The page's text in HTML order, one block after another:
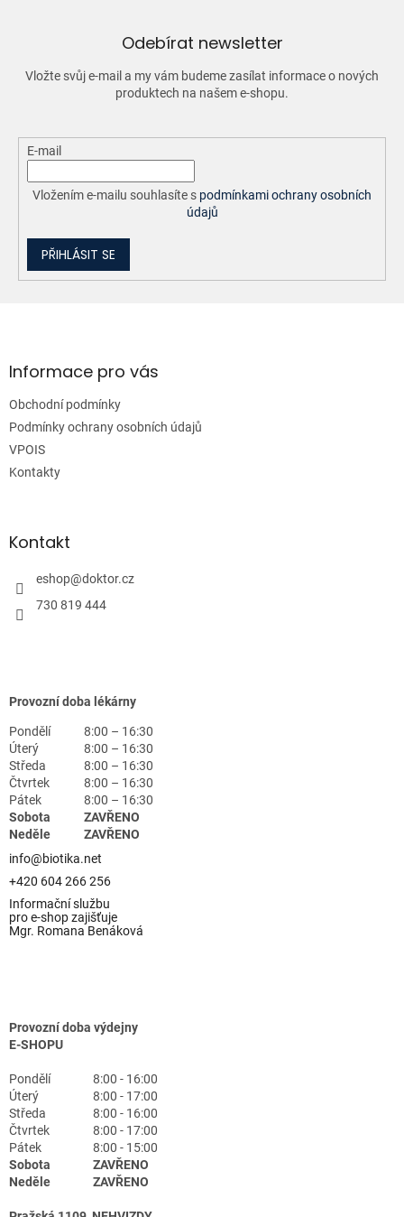
p
r
v
k
v
i
s
u
Odebírat newsletter
Vložte svůj e-mail a my vám budeme zasílat informace o nových
produktech na našem e-shopu.
E-mail
Vložením e-mailu souhlasíte s podmínkami ochrany osobních
údajů
PŘIHLÁSIT SE
aInformace pro vás
Obchodní podmínky
Podmínky ochrany osobních údajů
VPOIS
Kontakty
Kontakt
eshop@doktor.cz
730 819 444
Provozní doba lékárny
Pondělí
8:00 – 16:30
Úterý
8:00 – 16:30
Středa
8:00 – 16:30
Čtvrtek
8:00 – 16:30
Pátek
8:00 – 16:30
Sobota
ZAVŘENO
Neděle
ZAVŘENO
info@biotika.net
+420 604 266 256
Informační službu
pro e-shop zajišťuje
Mgr. Romana Benáková
Provozní doba výdejny
E-SHOPU
Pondělí
8:00 - 16:00
Úterý
8:00 - 17:00
Středa
8:00 - 16:00
Čtvrtek
8:00 - 17:00
Pátek
8:00 - 15:00
Sobota
ZAVŘENO
Neděle
ZAVŘENO